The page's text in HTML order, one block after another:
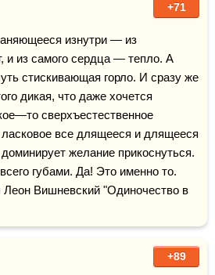
+71
изнутри — из
и из самого сердца — тепло. А
стискивающая горло. И сразу же
дикая, что даже хочется
сверхъестественное
все длящееся и длящееся
желание прикоснуться.
губами. Да! Это именно то.
Вишневский "Одиночество в
+89